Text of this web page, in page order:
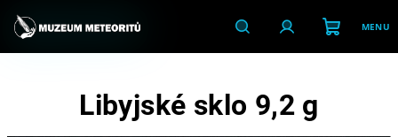
obsah
HledatPřihlášeníNákupní
Libyjské sklo 9,2 g